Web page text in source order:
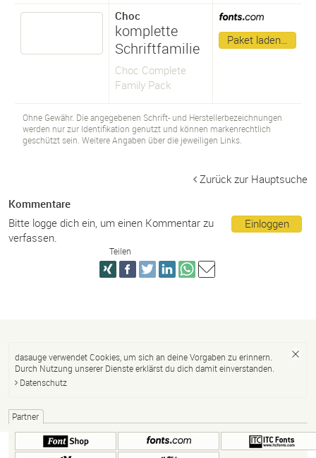
Choc
komplette
Schriftfamilie
Choc Complete
Family Pack
Paket laden…
Ohne Gewähr. Die angegebenen Schrift- und Herstellerbezeichnungen
werden nur zur Identifikation genutzt und können markenrechtlich
geschützt sein. Weitere Angaben über die jeweiligen Links.
Zurück zur Hauptsuche
Kommentare
Einloggen
Bitte logge dich ein, um einen Kommentar zu
verfassen.
Teilen
dasauge verwendet Cookies, um sich an deine Vorgaben zu erinnern.
Durch Nutzung unserer Dienste erklärst du dich damit einverstanden.
Datenschutz
Partner